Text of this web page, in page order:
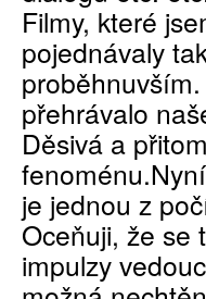
Filmy, které
pojednávaly
přehrávalo
Děsivá a
je jednou z
Oceňuji, že se
impulzy